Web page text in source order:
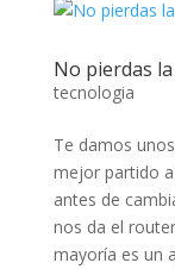
No pierdas
tecnologia
Te damos
mejor partido
antes de
nos da el
mayoría es un